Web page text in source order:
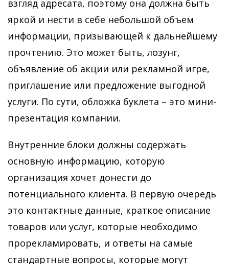
взгляд адресата, поэтому она должна быть
яркой и нести в себе небольшой объем
информации, призывающей к дальнейшему
прочтению. Это может быть, лозунг,
объявление об акции или рекламной игре,
приглашение или предложение выгодной
услуги. По сути, обложка буклета – это мини-
презентация компании.
Внутренние блоки должны содержать
основную информацию, которую
организация хочет донести до
потенциального клиента. В первую очередь
это контактные данные, краткое описание
товаров или услуг, которые необходимо
прорекламировать, и ответы на самые
стандартные вопросы, которые могут